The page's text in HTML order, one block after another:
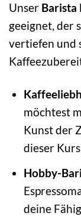
Unser Barista
geeignet, der
vertiefen und
möchtest
Kunst der
dieser
Hobby-
deine